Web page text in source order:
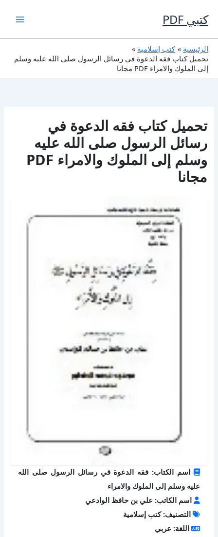
إلى
المحتوى
كتبي PDF
الرئيسية
كتب إسلامية
تحميل كتاب فقه الدعوة في رسائل الرسول صلى الله عليه وسلم
إلى الملوك والامراء PDF مجانا
تحميل كتاب فقه الدعوة في
رسائل الرسول صلى الله عليه
وسلم إلى الملوك والامراء PDF
مجانا
اسم الكتاب: فقه الدعوة في رسائل الرسول صلى الله
عليه وسلم إلى الملوك والامراء
اسم الكاتب: علي بن حافظ الوادعي
التصنيف: كتب إسلامية
اللغة: عربي